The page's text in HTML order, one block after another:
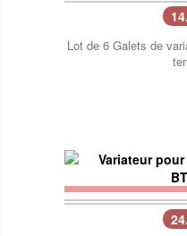
Lot de 6 Galets de